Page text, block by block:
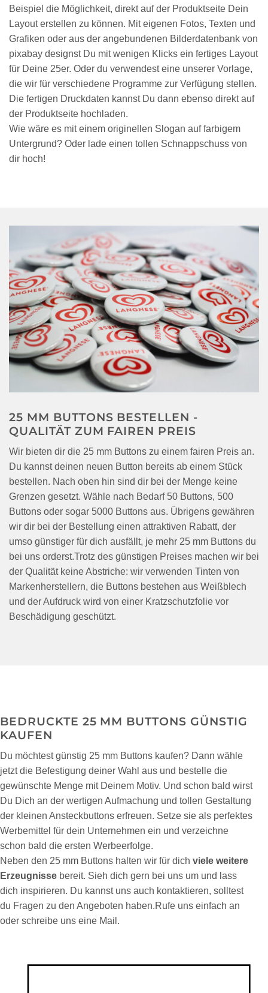
Beispiel die Möglichkeit, direkt auf der Produktseite Dein
Layout erstellen zu können. Mit eigenen Fotos, Texten und
Grafiken oder aus der angebundenen Bilderdatenbank von
pixabay designst Du mit wenigen Klicks ein fertiges Layout
für Deine 25er. Oder du verwendest eine unserer Vorlage,
die wir für verschiedene Programme zur Verfügung stellen.
Die fertigen Druckdaten kannst Du dann ebenso direkt auf
der Produktseite hochladen.
Wie wäre es mit einem originellen Slogan auf farbigem
Untergrund? Oder lade einen tollen Schnappschuss von
dir hoch!
25 MM BUTTONS BESTELLEN -
QUALITÄT ZUM FAIREN PREIS
Wir bieten dir die 25 mm Buttons zu einem fairen Preis an.
Du kannst deinen neuen Button bereits ab einem Stück
bestellen. Nach oben hin sind dir bei der Menge keine
Grenzen gesetzt. Wähle nach Bedarf 50 Buttons, 500
Buttons oder sogar 5000 Buttons aus. Übrigens gewähren
wir dir bei der Bestellung einen attraktiven Rabatt, der
umso günstiger für dich ausfällt, je mehr 25 mm Buttons du
bei uns orderst.Trotz des günstigen Preises machen wir bei
der Qualität keine Abstriche: wir verwenden Tinten von
Markenherstellern, die Buttons bestehen aus Weißblech
und der Aufdruck wird von einer Kratzschutzfolie vor
Beschädigung geschützt.
BEDRUCKTE 25 MM BUTTONS GÜNSTIG
KAUFEN
Du möchtest günstig 25 mm Buttons kaufen? Dann wähle
jetzt die Befestigung deiner Wahl aus und bestelle die
gewünschte Menge mit Deinem Motiv. Und schon bald wirst
Du Dich an der wertigen Aufmachung und tollen Gestaltung
der kleinen Ansteckbuttons erfreuen. Setze sie als perfektes
Werbemittel für dein Unternehmen ein und verzeichne
schon bald die ersten Werbeerfolge.
Neben den 25 mm Buttons halten wir für dich viele weitere
Erzeugnisse bereit. Sieh dich gern bei uns um und lass
dich inspirieren. Du kannst uns auch kontaktieren, solltest
du Fragen zu den Angeboten haben.Rufe uns einfach an
oder schreibe uns eine Mail.